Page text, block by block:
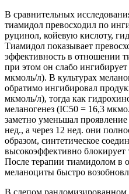
В сравнительных
тиамидол превосходил по
руцинол, койевую кислоту,
Тиамидол показывает
эффективность в отношении
при этом он слабо
мкмоль/л). В культурах
обратимо ингибировал
мкмоль/л), тогда как
меланогенез (IC50 = 16,3
заметно уменьшал
нед., а через 12 нед. они
образом, синтетическое
высокоэффективно блокирует
После терапии тиамидолом в
меланоциты быстро
В слепом рандомизированном